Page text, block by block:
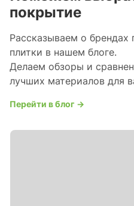
покрытие
Рассказываем о брендах
плитки в нашем блоге.
Делаем обзоры и
лучших материалов для
Перейти в блог →